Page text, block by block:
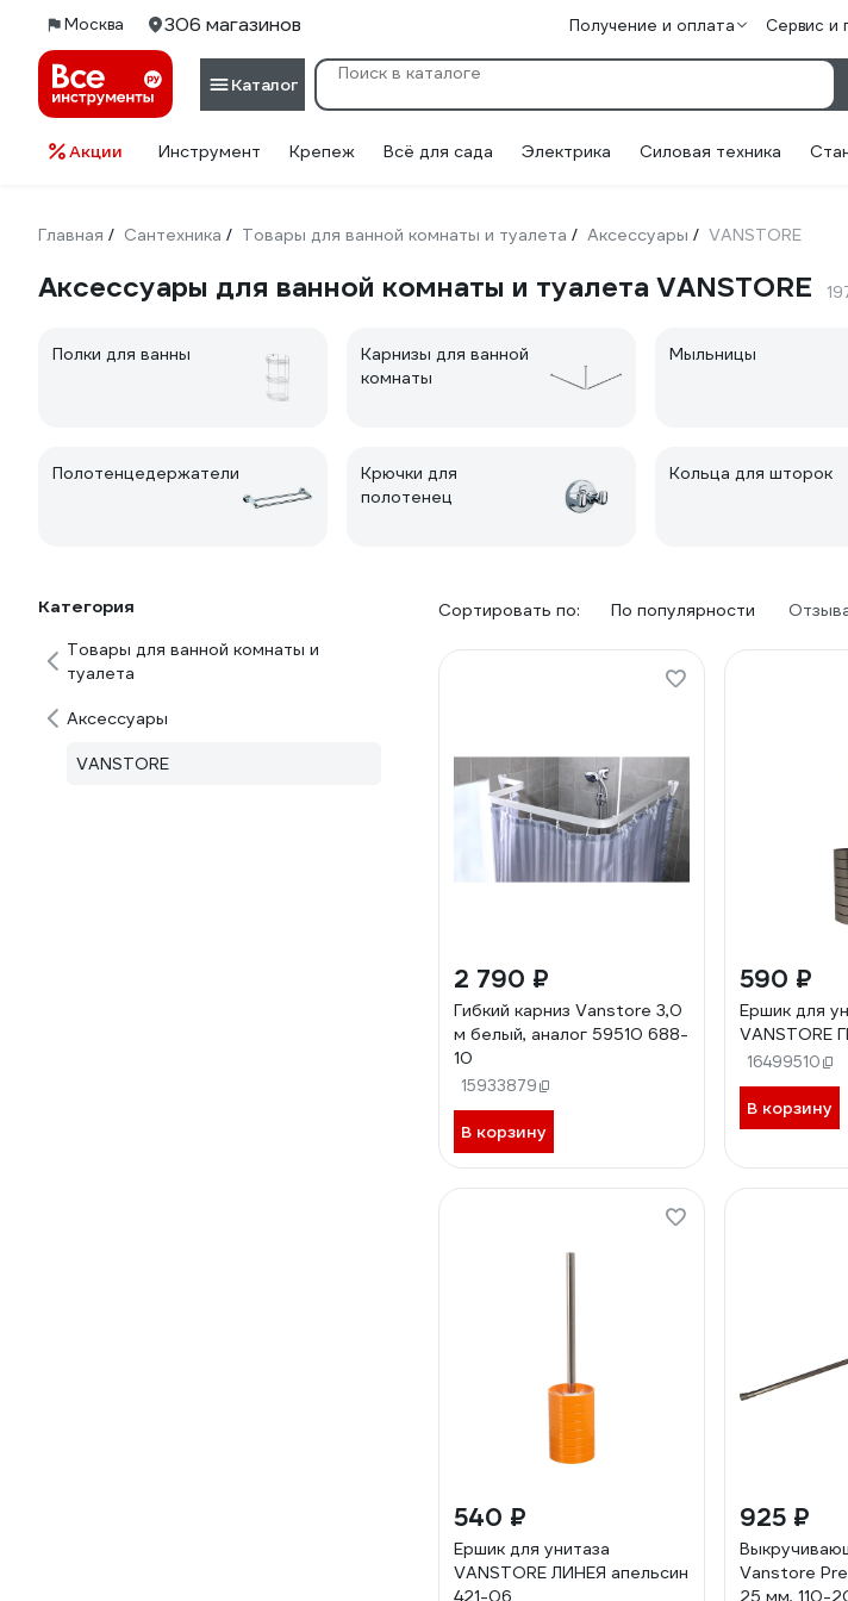
Москва 306 магазинов Получение и оплата Сервис и
Каталог
Акции Инструмент Крепеж Всё для сада Электрика Силовая техника
Главная / Сантехника / Товары для ванной комнаты и туалета / Аксессуары / VANSTORE
Аксессуары для ванной комнаты и туалета VANSTORE
Полки для ванны
Карнизы для ванной
комнаты
Мыльницы
Полотенцедержатели
Крючки для
полотенец
Кольца для шторок
Категория
Товары для ванной комнаты и
туалета
Аксессуары
VANSTORE
Сортировать по: По популярности
2 790 ₽
Гибкий карниз Vanstore 3,0
м белый, аналог 59510 688-
10
15933879
В корзину
590 ₽
Ершик для
VANSTORE
16499510
В корзину
540 ₽
Ершик для унитаза
VANSTORE ЛИНЕЯ апельсин
421-06
925 ₽
Vanstore
25 мм, 110-